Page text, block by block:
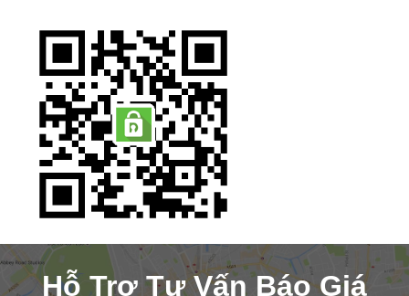
Hỗ Trợ Tư Vấn Báo Giá